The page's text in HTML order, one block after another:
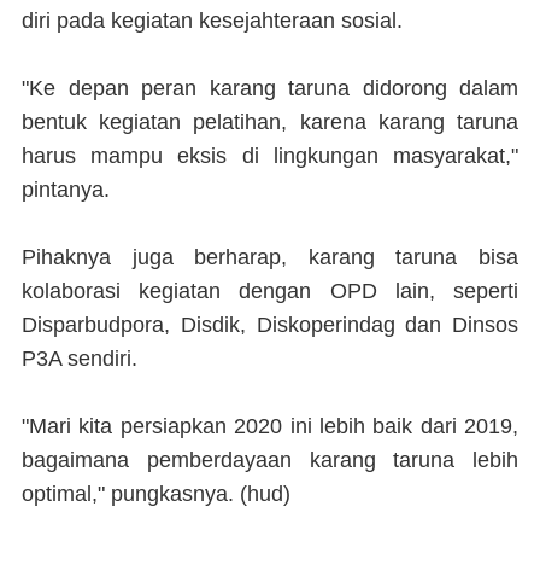
diri pada kegiatan kesejahteraan sosial.
"Ke depan peran karang taruna didorong dalam
bentuk kegiatan pelatihan, karena karang taruna
harus mampu eksis di lingkungan masyarakat,"
pintanya.
Pihaknya juga berharap, karang taruna bisa
kolaborasi kegiatan dengan OPD lain, seperti
Disparbudpora, Disdik, Diskoperindag dan Dinsos
P3A sendiri.
"Mari kita persiapkan 2020 ini lebih baik dari 2019,
bagaimana pemberdayaan karang taruna lebih
optimal," pungkasnya. (hud)